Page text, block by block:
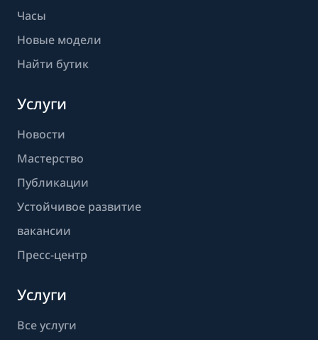
Часы
Новые модели
Найти бутик
Услуги
Новости
Мастерство
Публикации
Устойчивое развитие
вакансии
Пресс-центр
Услуги
Все услуги